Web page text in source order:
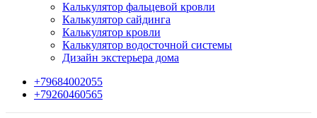
Калькулятор фальцевой кровли
Калькулятор сайдинга
Калькулятор кровли
Калькулятор водосточной системы
Дизайн экстерьера дома
+79684002055
+79260460565